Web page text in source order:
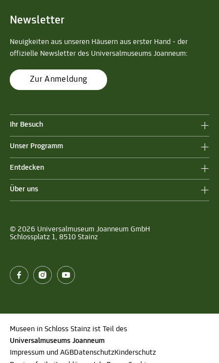
Newsletter
Neuigkeiten aus unseren Häusern aus erster Hand - der
offizielle Newsletter des Universalmuseums Joanneum:
Zur Anmeldung
Ihr Besuch
Unser Programm
Entdecken
Über uns
© 2026 Universalmuseum Joanneum GmbH
Schlossplatz 1, 8510 Stainz
Museen in Schloss Stainz ist Teil des
Universalmuseums Joanneum
Impressum und AGBDatenschutzKinderschutz